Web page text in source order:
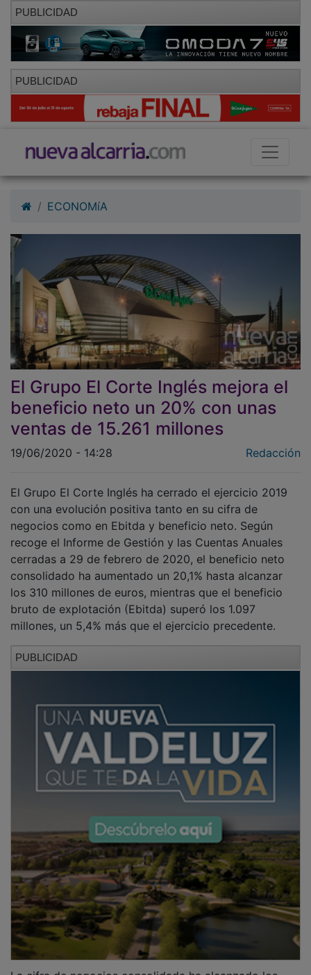
PUBLICIDAD
PUBLICIDAD
El Grupo El Corte Inglés mejora el
beneficio neto un 20% con unas
ventas de 15.261 millones
con una evolución positiva tanto en su cifra de
negocios como en Ebitda y beneficio neto. Según
recoge el Informe de Gestión y las Cuentas Anuales
cerradas a 29 de febrero de 2020, el beneficio neto
consolidado ha aumentado un 20,1% hasta alcanzar
los 310 millones de euros, mientras que el beneficio
bruto de explotación (Ebitda) superó los 1.097
millones, un 5,4% más que el ejercicio precedente.